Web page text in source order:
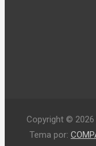
Copyright © 2026
Tema por: